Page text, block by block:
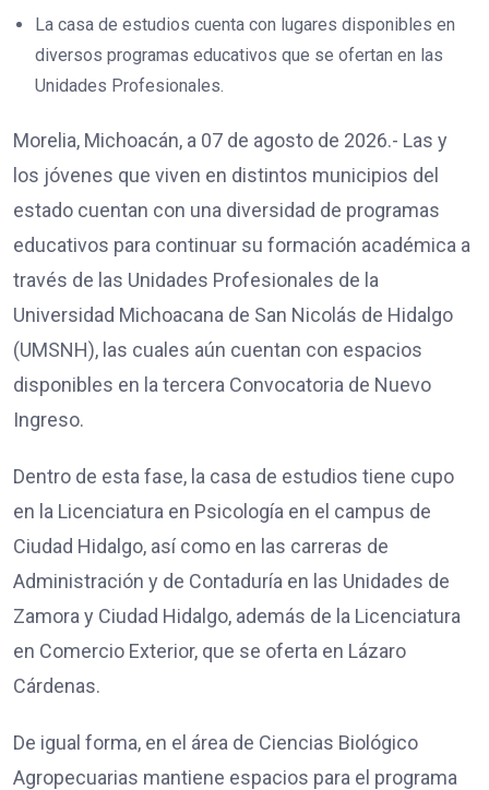
La casa de estudios cuenta con lugares disponibles en
diversos programas educativos que se ofertan en las
Unidades Profesionales.
Morelia, Michoacán, a 07 de agosto de 2026.- Las y
los jóvenes que viven en distintos municipios del
estado cuentan con una diversidad de programas
educativos para continuar su formación académica a
través de las Unidades Profesionales de la
Universidad Michoacana de San Nicolás de Hidalgo
(UMSNH), las cuales aún cuentan con espacios
disponibles en la tercera Convocatoria de Nuevo
Ingreso.
Dentro de esta fase, la casa de estudios tiene cupo
en la Licenciatura en Psicología en el campus de
Ciudad Hidalgo, así como en las carreras de
Administración y de Contaduría en las Unidades de
Zamora y Ciudad Hidalgo, además de la Licenciatura
en Comercio Exterior, que se oferta en Lázaro
Cárdenas.
De igual forma, en el área de Ciencias Biológico
Agropecuarias mantiene espacios para el programa